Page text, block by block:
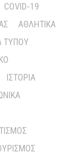
COVID-19
ΑΘΛΗΤΙΚΆ
ΤΎΠΟΥ
ΙΣΤΟΡΊΑ